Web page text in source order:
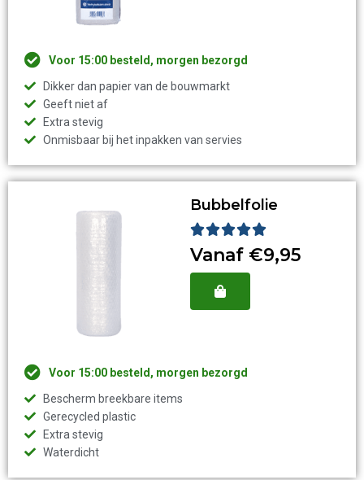
Voor 15:00 besteld, morgen bezorgd
Dikker dan papier van de bouwmarkt
Geeft niet af
Extra stevig
Onmisbaar bij het inpakken van servies
Bubbelfolie
Waardering
5
van
Vanaf €9,95
Voor 15:00 besteld, morgen bezorgd
Bescherm breekbare items
Gerecycled plastic
Extra stevig
Waterdicht